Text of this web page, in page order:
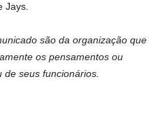
Jays.
são da organização que
os pensamentos ou
seus funcionários.